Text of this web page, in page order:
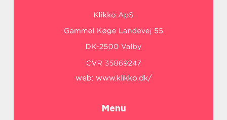
web: www.klikko.dk/
Menu